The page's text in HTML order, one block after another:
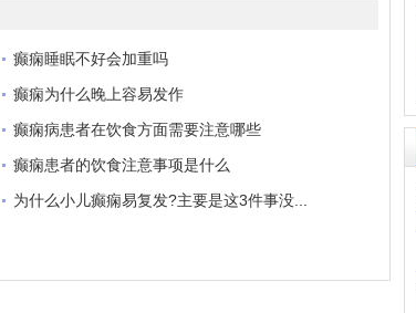
癫痫睡眠不好会加重吗
癫痫为什么晚上容易发作
癫痫病患者在饮食方面需要注意哪些
癫痫患者的饮食注意事项是什么
为什么小儿癫痫易复发?主要是这3件事没...